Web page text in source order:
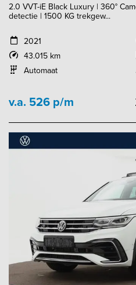
2.0 VVT-iE Black Luxury | 360°
detectie | 1500 KG trekgew...
2021
43.015 km
Automaat
v.a. 526 p/m